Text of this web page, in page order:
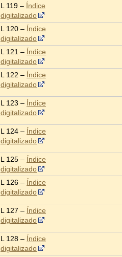
L 119 – Índice
digitalizado
L 120 – Índice
digitalizado
L 121 – Índice
digitalizado
L 122 – Índice
digitalizado
L 123 – Índice
digitalizado
L 124 – Índice
digitalizado
L 125 – Índice
digitalizado
L 126 – Índice
digitalizado
L 127 – Índice
digitalizado
L 128 – Índice
digitalizado